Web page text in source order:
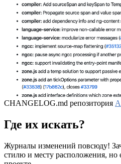
CHANGELOG.md репозитория
Где их искать?
Журналы изменений повсюду!
стилю и месту расположения, но